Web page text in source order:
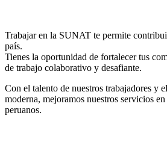
Trabajar en la SUNAT te permite
país.
Tienes la oportunidad de fortalecer tus
de trabajo colaborativo y desafiante.
Con el talento de nuestros trabajadores y
moderna, mejoramos nuestros servicios
peruanos.